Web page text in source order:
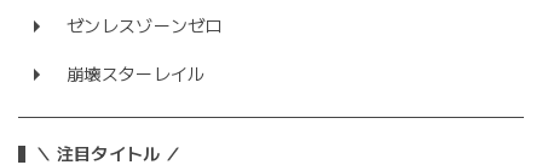
ゼンレスゾーンゼロ
崩壊スターレイル
＼ 注目タイトル ／